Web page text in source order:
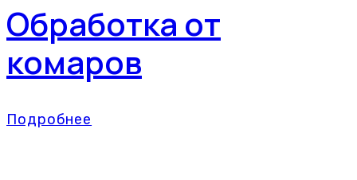
Обработка от
комаров
Подробнее